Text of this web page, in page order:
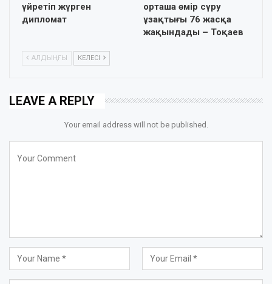
үйретіп жүрген
дипломат
орташа өмір сүру
ұзақтығы 76 жасқа
жақындады – Тоқаев
АЛДЫҢҒЫ КЕЛЕСІ
LEAVE A REPLY
Your email address will not be published.